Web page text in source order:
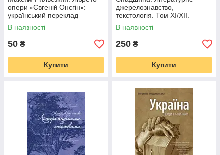
опери «Євгеній Онєгін»:
український переклад
В наявності
50 ₴
Купити
джерелознавство,
текстологія. Том ХІ/ХІІ.
В наявності
250 ₴
Купити